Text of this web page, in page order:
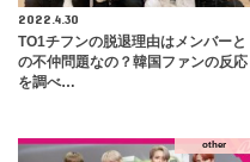
2022.4.30
TO1チフンの脱退理由はメンバーと
の不仲問題なの？韓国ファンの反応
を調べ…
other